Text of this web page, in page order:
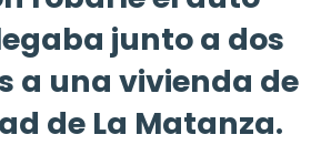
junto a dos
a una vivienda de
de La Matanza.